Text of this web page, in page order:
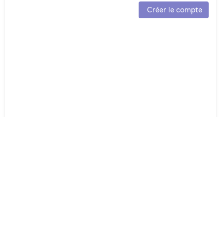
Créer le compte